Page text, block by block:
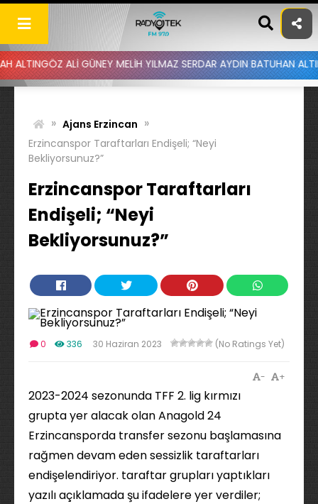
Skip
content
GÜNEY MELİH YILMAZ SERDAR AYDIN BATUHAN ALTINTAŞ
» Ajans Erzincan »
Erzincanspor Taraftarları Endişeli; “Neyi
Bekliyorsunuz?”
Erzincanspor Taraftarları
Endişeli; “Neyi
Bekliyorsunuz?”
0 336 30 Haziran 2023 (No Ratings Yet)
+
-
2023-2024 sezonunda TFF 2. lig kırmızı
grupta yer alacak olan Anagold 24
Erzincansporda transfer sezonu başlamasına
rağmen devam eden sessizlik taraftarları
endişelendiriyor. taraftar grupları yaptıkları
yazılı açıklamada şu ifadelere yer verdiler;